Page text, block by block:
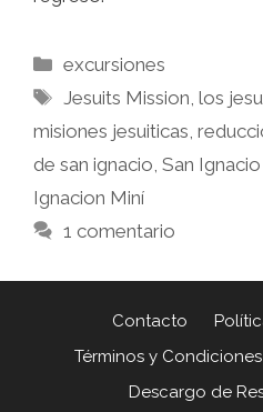
excursiones
Jesuits Mission ,los
misiones jesuiticas
de san ignacio San
Ignacion Miní
1 comentario
Contacto
Términos y Condiciones
Descargo de